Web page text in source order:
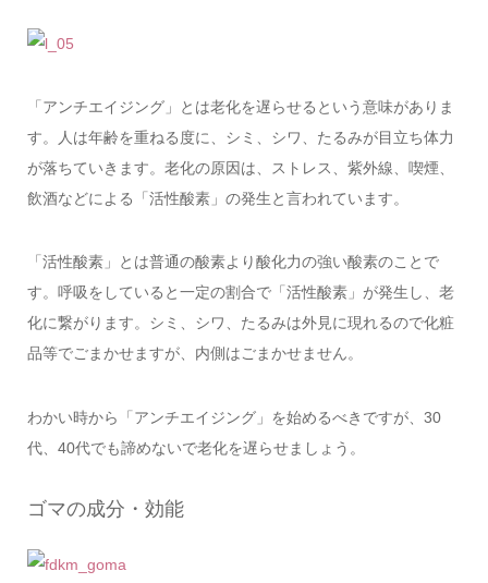
「アンチエイジング」とは老化を遅らせるという意味がありま
す。人は年齢を重ねる度に、シミ、シワ、たるみが目立ち体力
が落ちていきます。老化の原因は、ストレス、紫外線、喫煙、
飲酒などによる「活性酸素」の発生と言われています。
「活性酸素」とは普通の酸素より酸化力の強い酸素のことで
す。呼吸をしていると一定の割合で「活性酸素」が発生し、老
化に繋がります。シミ、シワ、たるみは外見に現れるので化粧
品等でごまかせますが、内側はごまかせません。
わかい時から「アンチエイジング」を始めるべきですが、30
代、40代でも諦めないで老化を遅らせましょう。
ゴマの成分・効能